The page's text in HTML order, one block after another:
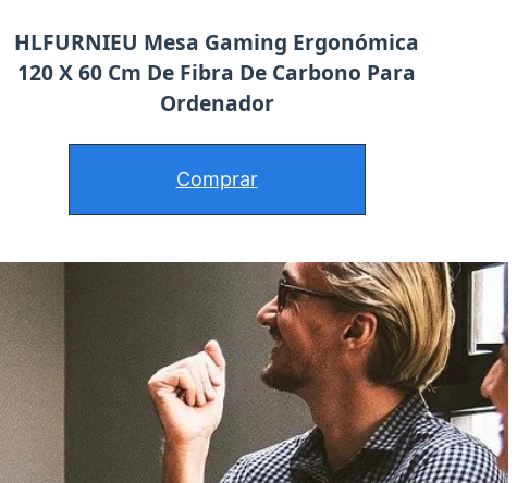
HLFURNIEU Mesa Gaming Ergonómica
120 X 60 Cm De Fibra De Carbono Para
Ordenador
Comprar